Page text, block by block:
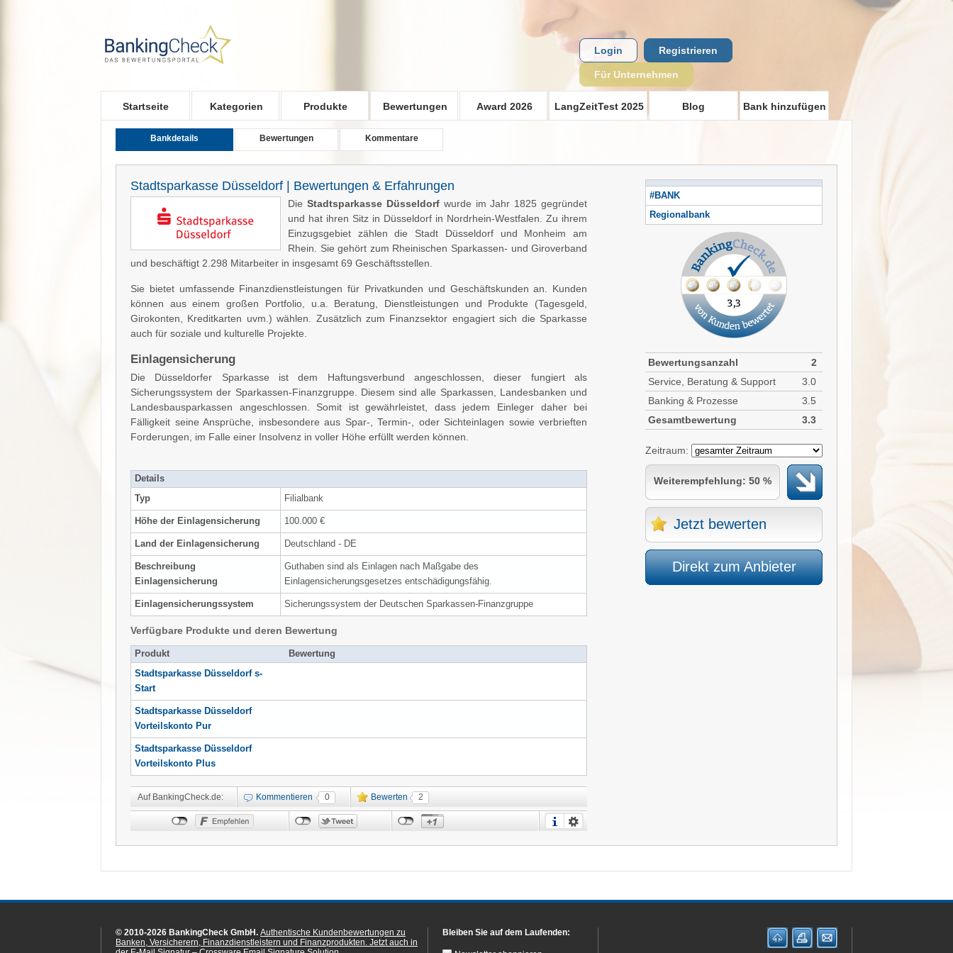
Startseite Kategorien Produkte Bewertungen Award 2026 LangZeitTest 2025 Blog Bank hinzufügen
Login Registrieren
Für Unternehmen
Bankdetails Bewertungen Kommentare
Stadtsparkasse Düsseldorf | Bewertungen & Erfahrungen
Die Stadtsparkasse Düsseldorfwurde im Jahr 1825 gegründet
und hat ihren Sitz in Düsseldorf in Nordrhein-Westfalen. Zu ihrem
Einzugsgebiet zählen die Stadt Düsseldorf und Monheim am
Rhein. Sie gehört zum Rheinischen Sparkassen- und Giroverband
und beschäftigt 2.298 Mitarbeiter in insgesamt 69 Geschäftsstellen.
Sie bietet umfassende Finanzdienstleistungen für Privatkunden und Geschäftskunden an. Kunden
können aus einem großen Portfolio, u.a. Beratung, Dienstleistungen und Produkte (Tagesgeld,
Girokonten, Kreditkarten uvm.) wählen. Zusätzlich zum Finanzsektor engagiert sich die Sparkasse
auch für soziale und kulturelle Projekte.
Einlagensicherung
Die Düsseldorfer Sparkasse ist dem Haftungsverbund angeschlossen, dieser fungiert als
Sicherungssystem der Sparkassen-Finanzgruppe. Diesem sind alle Sparkassen, Landesbanken und
Landesbausparkassen angeschlossen. Somit ist gewährleistet, dass jedem Einleger daher bei
Fälligkeit seine Ansprüche, insbesondere aus Spar-, Termin-, oder Sichteinlagen sowie verbrieften
Forderungen, im Falle einer Insolvenz in voller Höhe erfüllt werden können.
Details
Typ
Filialbank
Höhe der Einlagensicherung 100.000 €
Land der Einlagensicherung Deutschland - DE
Beschreibung
Einlagensicherung
Guthaben sind als Einlagen nach Maßgabe des
Einlagensicherungsgesetzes entschädigungsfähig.
Einlagensicherungssystem Sicherungssystem der Deutschen Sparkassen-Finanzgruppe
Verfügbare Produkte und deren Bewertung
Produkt
Bewertung
Stadtsparkasse Düsseldorf s-
Start
Stadtsparkasse Düsseldorf
Vorteilskonto Pur
Stadtsparkasse Düsseldorf
Vorteilskonto Plus
Auf BankingCheck.de: Kommentieren 0 Bewerten 2
#BANK
Regionalbank
Bewertungsanzahl
2
Service, Beratung & Support
3.0
Banking & Prozesse
3.5
Gesamtbewertung
3.3
Zeitraum:
Weiterempfehlung: 50 %
Jetzt bewerten
Direkt zum Anbieter
© 2010-2026 BankingCheck GmbH. Authentische Kundenbewertungen zu
Banken, Versicherern, Finanzdienstleistern und Finanzprodukten. Jetzt auch in
Bleiben Sie auf dem Laufenden: